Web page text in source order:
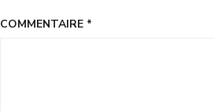
COMMENTAIRE *